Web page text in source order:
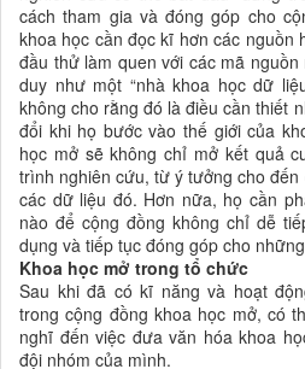
cách tham gia và đóng góp cho
khoa học cần đọc kĩ hơn các nguồn
đầu thử làm quen với các mã
duy như một “nhà khoa học dữ
không cho rằng đó là điều cần thiết
đổi khi họ bước vào thế giới của
học mở sẽ không chỉ mở kết quả
trình nghiên cứu, từ ý tưởng cho
các dữ liệu đó. Hơn nữa, họ cần
nào để cộng đồng không chỉ dễ
dụng và tiếp tục đóng góp cho
Khoa học mở trong tổ chức
Sau khi đã có kĩ năng và hoạt
trong cộng đồng khoa học mở, có
nghĩ đến việc đưa văn hóa khoa
đội nhóm của mình.